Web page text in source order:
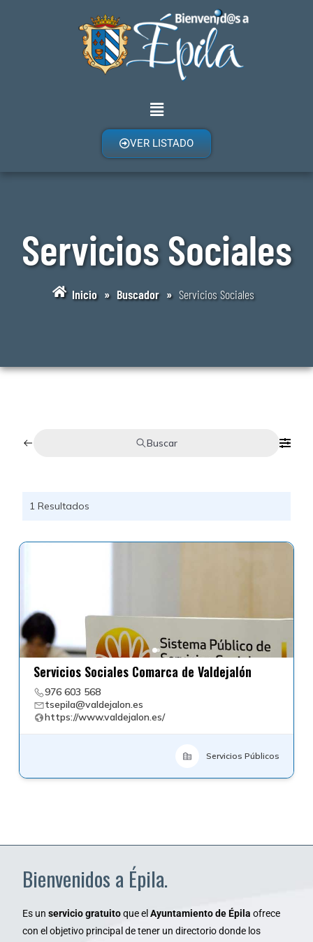
VER LISTADO
Servicios Sociales
Inicio » Buscador » Servicios Sociales
Buscar
1 Resultados
Servicios Sociales Comarca de Valdejalón
976 603 568
tsepila@valdejalon.es
https://www.valdejalon.es/
Servicios Públicos
Bienvenidos a Épila.
Es un servicio gratuitoque el Ayuntamiento de Épila ofrece
con el objetivo principal de tener un directorio donde los